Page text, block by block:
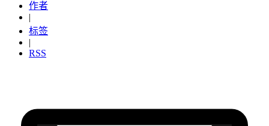
作者
|
标签
|
RSS